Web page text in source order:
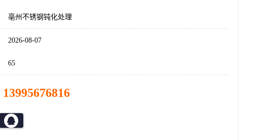
亳州不锈钢钝化处理
2026-08-07
65
13995676816